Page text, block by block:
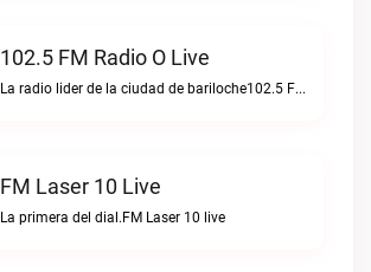
102.5 FM Radio O Live
La radio lider de la ciudad de bariloche102.5 FM Radio O live
FM Laser 10 Live
La primera del dial.FM Laser 10 live